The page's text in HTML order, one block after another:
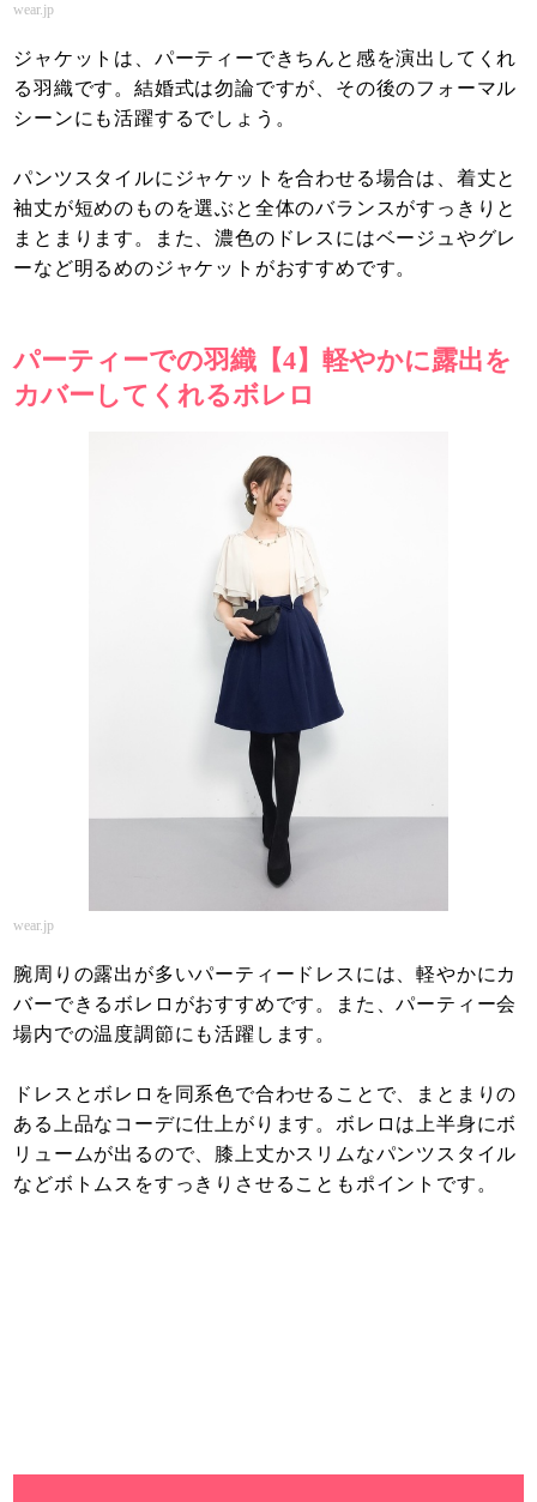
wear.jp
ジャケットは、パーティーできちんと感を演出してくれ
る羽織です。結婚式は勿論ですが、その後のフォーマル
シーンにも活躍するでしょう。
パンツスタイルにジャケットを合わせる場合は、着丈と
袖丈が短めのものを選ぶと全体のバランスがすっきりと
まとまります。また、濃色のドレスにはベージュやグレ
ーなど明るめのジャケットがおすすめです。
パーティーでの羽織【4】軽やかに露出を
カバーしてくれるボレロ
wear.jp
腕周りの露出が多いパーティードレスには、軽やかにカ
バーできるボレロがおすすめです。また、パーティー会
場内での温度調節にも活躍します。
ドレスとボレロを同系色で合わせることで、まとまりの
ある上品なコーデに仕上がります。ボレロは上半身にボ
リュームが出るので、膝上丈かスリムなパンツスタイル
などボトムスをすっきりさせることもポイントです。